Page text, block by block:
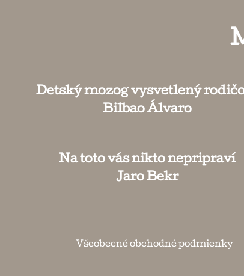
Detský mozog vysvetlený
Bilbao Álvaro
Na toto vás nikto nepripraví
Jaro Bekr
Všeobecné obchodné podmienky